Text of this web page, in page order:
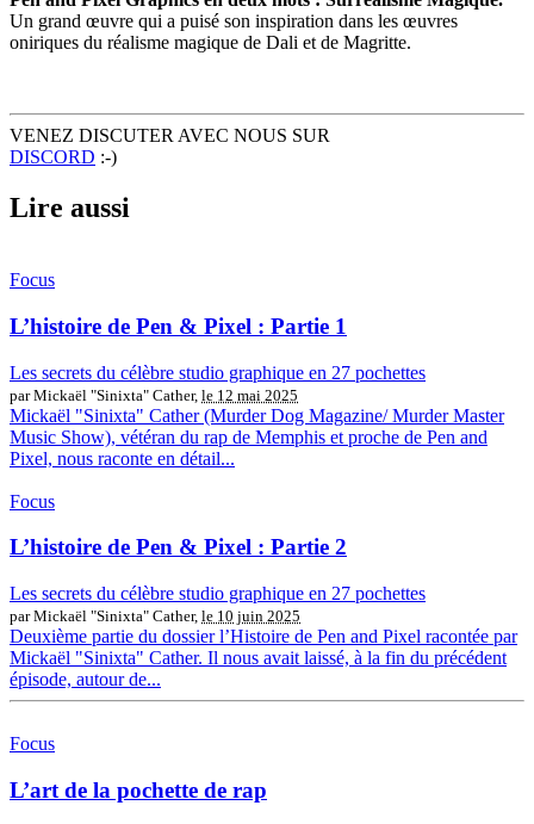
Un grand œuvre qui a puisé son inspiration dans les œuvres
oniriques du réalisme magique de Dali et de Magritte.
VENEZ DISCUTER AVEC NOUS SUR
DISCORD :-)
Lire aussi
Focus
L’histoire de Pen & Pixel : Partie 1
Les secrets du célèbre studio graphique en 27 pochettes
par Mickaël "Sinixta" Cather, le 12 mai 2025
Mickaël "Sinixta" Cather (Murder Dog Magazine/ Murder Master
Music Show), vétéran du rap de Memphis et proche de Pen and
Pixel, nous raconte en détail...
Focus
L’histoire de Pen & Pixel : Partie 2
Les secrets du célèbre studio graphique en 27 pochettes
par Mickaël "Sinixta" Cather, le 10 juin 2025
Deuxième partie du dossier l’Histoire de Pen and Pixel racontée par
Mickaël "Sinixta" Cather. Il nous avait laissé, à la fin du précédent
épisode, autour de...
Focus
L’art de la pochette de rap